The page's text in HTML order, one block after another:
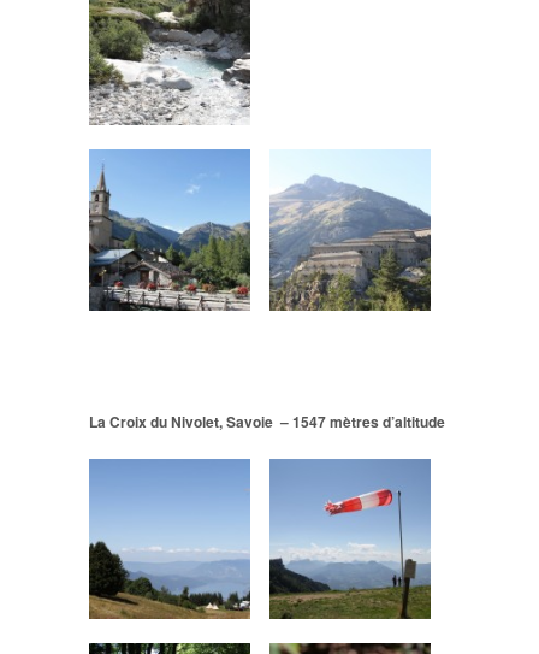
La Croix du Nivolet, Savoie – 1547 mètres d’altitude